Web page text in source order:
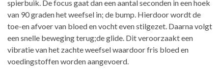
spierbuik. De focus gaat dan een aantal seconden in een hoek
van 90 graden het weefsel in; de bump. Hierdoor wordt de
toe-en afvoer van bloed en vocht even stilgezet. Daarna volgt
een snelle beweging terug;de glide. Dit veroorzaakt een
vibratie van het zachte weefsel waardoor fris bloed en
voedingstoffen worden aangevoerd.